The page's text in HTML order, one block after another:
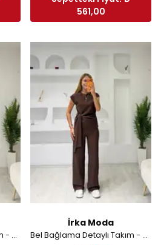
561,00
Bel Bağlama Detaylı Takım - Antrasit
İrka Moda
Bel Bağlama Detaylı Takım - Kahverengi